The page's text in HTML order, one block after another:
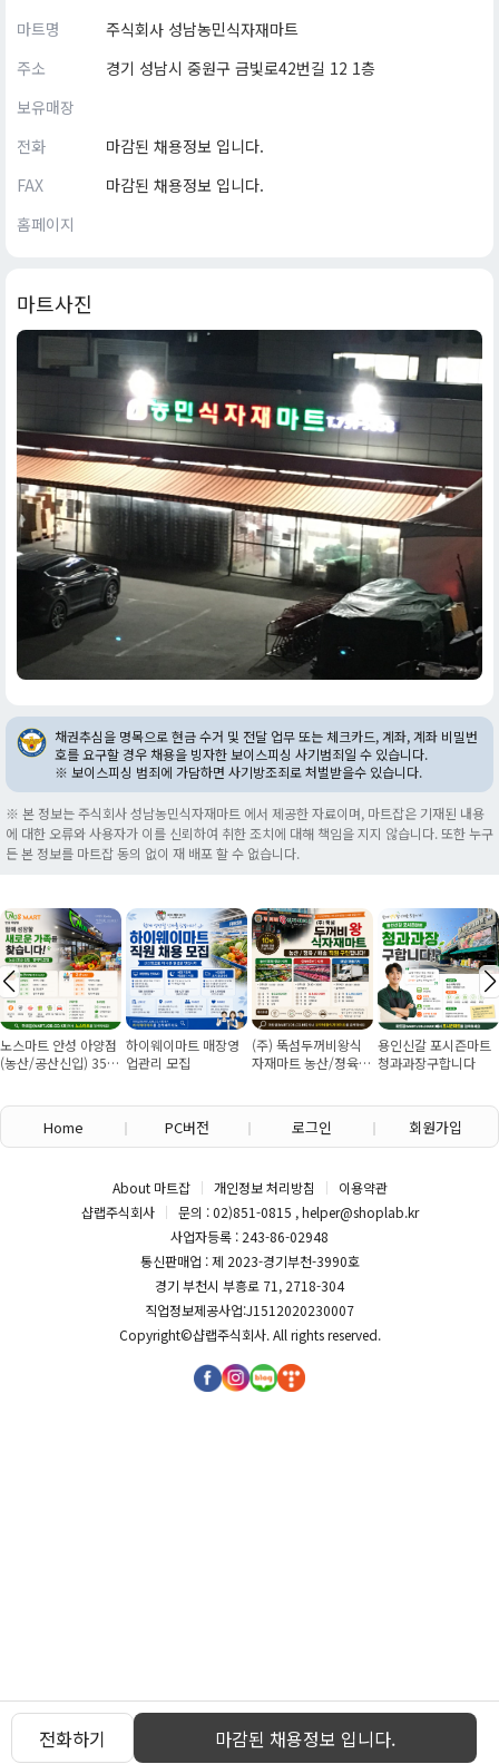
마트명
주식회사 성남농민식자재마트
주소
경기 성남시 중원구 금빛로42번길 12 1층
보유매장
전화
마감된 채용정보 입니다.
FAX
마감된 채용정보 입니다.
홈페이지
마트사진
채권추심을 명목으로 현금 수거 및 전달 업무 또는 체크카드, 계좌, 계좌 비밀번
호를 요구할 경우 채용을 빙자한 보이스피싱 사기범죄일 수 있습니다.
※ 보이스피싱 범죄에 가담하면 사기방조죄로 처벌받을수 있습니다.
※ 본 정보는 주식회사 성남농민식자재마트 에서 제공한 자료이며, 마트잡은 기재된 내용
에 대한 오류와 사용자가 이를 신뢰하여 취한 조치에 대해 책임을 지지 않습니다. 또한 누구
든 본 정보를 마트잡 동의 없이 재 배포 할 수 없습니다.
전화하기 마감된 채용정보 입니다.
노스마트 안성 아양점
(농산/공산신입) 355
하이웨이마트 매장영
업관리 모집
(주) 뚝섬두꺼비왕식
자재마트 농산/졍육/
용인신갈 포시즌마트
청과과장구합니다
Home PC버전 로그인 회원가입
About 마트잡 개인정보 처리방침
이용약관
샵랩주식회사
문의 : 02)851-0815 , helper@shoplab.kr
사업자등록 : 243-86-02948
통신판매업 : 제 2023-경기부천-3990호
경기 부천시 부흥로 71, 2718-304
직업정보제공사업:J1512020230007
Copyright©샵랩주식회사. All rights reserved.